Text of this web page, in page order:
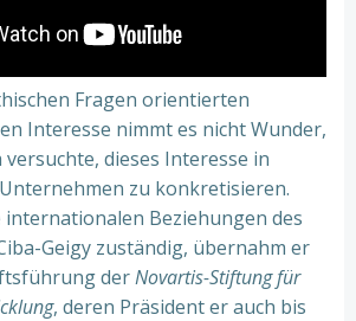
Fragen orientierten
Interesse nimmt es nicht Wunder,
dieses Interesse in
zu konkretisieren.
Beziehungen des
Geigy zuständig, übernahm er
derNovartis-Stiftung für
, deren Präsident er auch bis